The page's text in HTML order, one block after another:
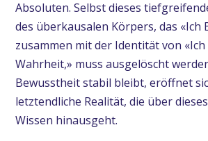
Absoluten. Selbst dieses
des überkausalen Körpers, das «Ich
zusammen mit der Identität von «Ich
Wahrheit,» muss ausgelöscht
Bewusstheit stabil bleibt, eröffnet
letztendliche Realität, die über
Wissen hinausgeht.